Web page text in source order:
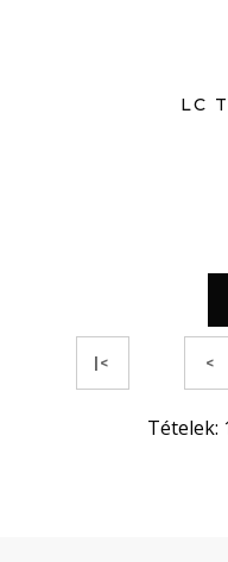
LC
|< <
Tételek: